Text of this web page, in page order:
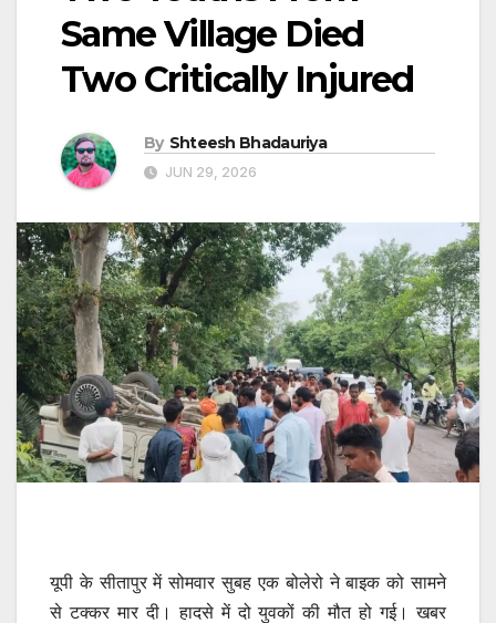
Same Village Died
Two Critically Injured
By Shteesh Bhadauriya
JUN 29, 2026
यूपी के सीतापुर में सोमवार सुबह एक बोलेरो ने बाइक को सामने
से टक्कर मार दी। हादसे में दो युवकों की मौत हो गई। खबर